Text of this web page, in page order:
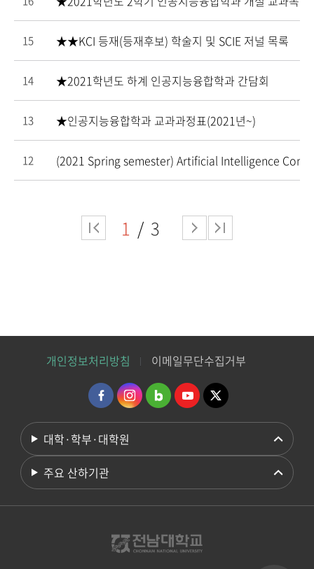
15 ★★KCI 등재(등재후보) 학술지 및 SCIE 저널 목록
14 ★2021학년도 하계 인공지능융합학과 간담회
13 ★인공지능융합학과 교과과정표(2021년~)
12 (2021 Spring semester) Artificial Intelligence Con
1 3
개인정보처리방침 이메일무단수집거부
대학·학부·대학원
주요 산하기관